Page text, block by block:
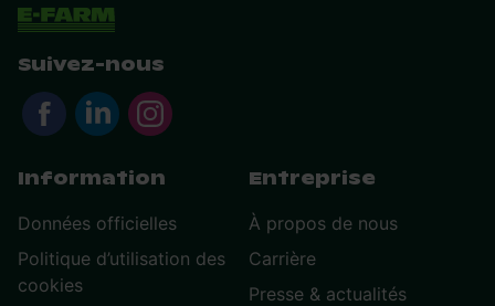
Suivez-nous
Information
Données officielles
Politique d’utilisation des
cookies
Entreprise
À propos de nous
Carrière
Presse & actualités